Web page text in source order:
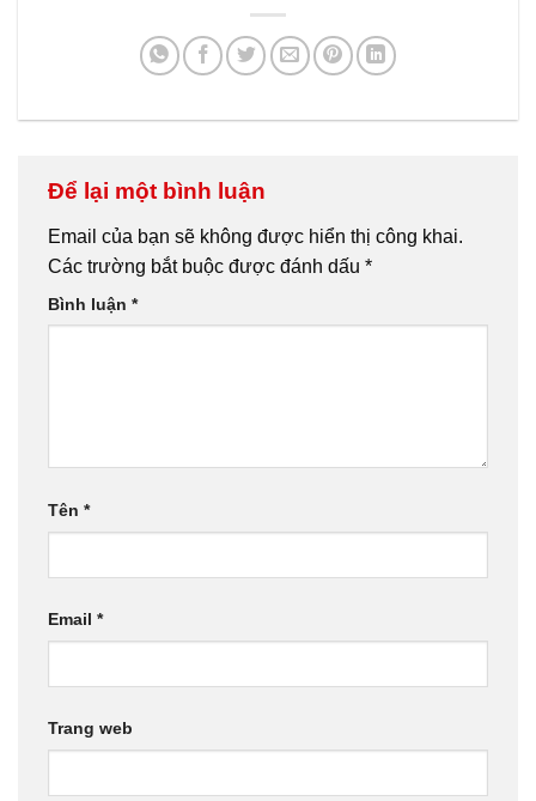
Để lại một bình luận
Email của bạn sẽ không được hiển thị công khai.
Các trường bắt buộc được đánh dấu *
Bình luận *
Tên *
Email *
Trang web